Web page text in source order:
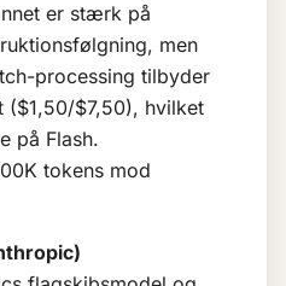
er stærk på
men
processing tilbyder
$7,50), hvilket
på Flash.
tokens mod